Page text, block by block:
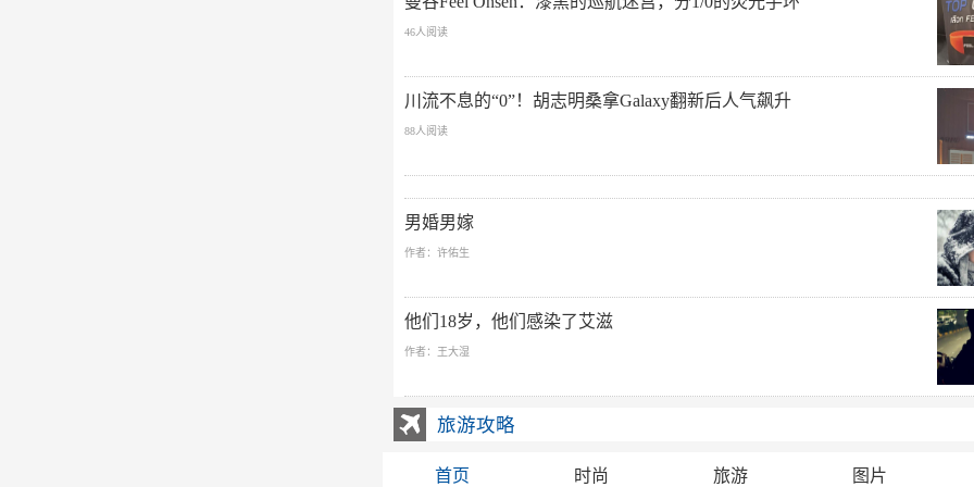
46人阅读
川流不息的“0”！胡志明桑拿Galaxy翻新后人气飙升
88人阅读
男婚男嫁
作者：许佑生
他们18岁，他们感染了艾滋
作者：王大湿
旅游攻略
首页 时尚 旅游 图片